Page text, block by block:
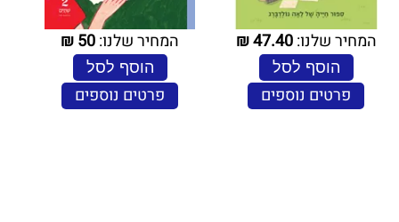
המחיר שלנו:47.40
₪
הוסף לסל
פרטים נוספים
המחיר שלנו:50
₪
הוסף לסל
פרטים נוספים